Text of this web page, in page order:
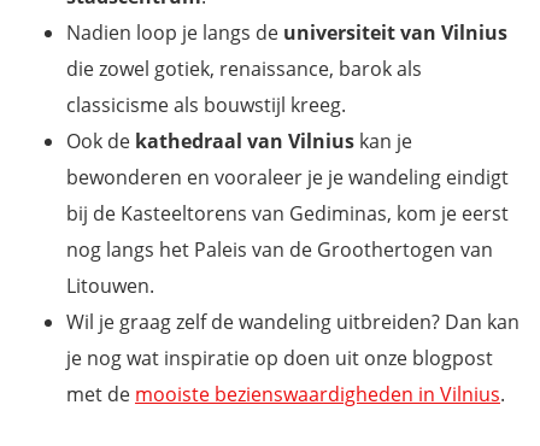
Nadien loop je langs de universiteit van Vilnius
die zowel gotiek, renaissance, barok als
classicisme als bouwstijl kreeg.
Ook de kathedraal van Vilnius kan je
bewonderen en vooraleer je je wandeling eindigt
bij de Kasteeltorens van Gediminas, kom je eerst
nog langs het Paleis van de Groothertogen van
Litouwen.
Wil je graag zelf de wandeling uitbreiden? Dan kan
je nog wat inspiratie op doen uit onze blogpost
met de mooiste bezienswaardigheden in Vilnius.